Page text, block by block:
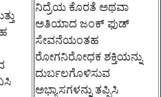
ನಿದ್ರೆಯ ಕೊರತೆ ಅಥವಾ
ಅತಿಯಾದ ಜಂಕ್ ಫುಡ್
ಸೇವನೆಯಂತಹ
ರೋಗನಿರೋಧಕ ಶಕ್ತಿಯನ್ನು
ದುರ್ಬಲಗೊಳಿಸುವ
ಅಭ್ಯಾಸಗಳನ್ನು ತಪ್ಪಿಸಿ